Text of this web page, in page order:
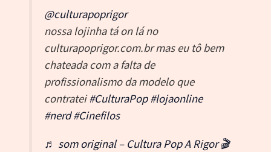
@culturapoprigor
nossa lojinha tá on lá no
culturapoprigor.com.br mas eu tô bem
chateada com a falta de
profissionalismo da modelo que
contratei#CulturaPop #lojaonline
#nerd #Cinefilos
♬ som original – Cultura Pop A Rigor 🎬